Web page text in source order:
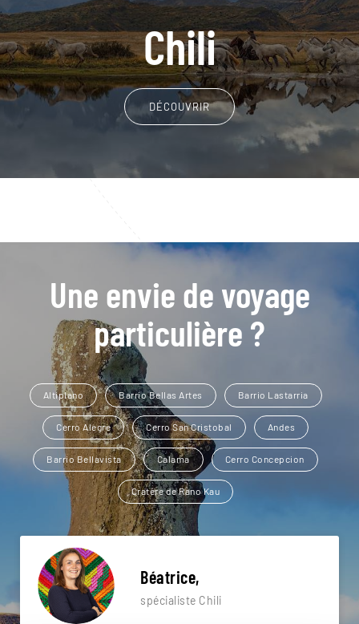
Chili
DÉCOUVRIR
Une envie de voyage
particulière ?
Altiplano Barrio Bellas Artes Barrio Lastarria
Cerro Alegre Cerro San Cristobal Andes
Barrio Bellavista Calama Cerro Concepcion
Cratère de Rano Kau
Béatrice,
spécialiste Chili